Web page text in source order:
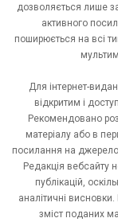
дозволяється лише
активного
поширюється на всі
Для інтернет-
відкритим і
Рекомендовано
матеріалу або в
посилання на джерело
Редакція вебсайту
публікацій,
аналітичні
зміст поданих